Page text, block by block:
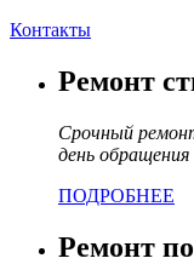
Контакты
Ремонт
Срочный
день обращения
ПОДРОБНЕЕ
Ремонт